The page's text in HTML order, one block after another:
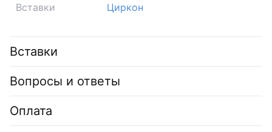
Вставки
Циркон
Вставки
Вопросы и ответы
Оплата